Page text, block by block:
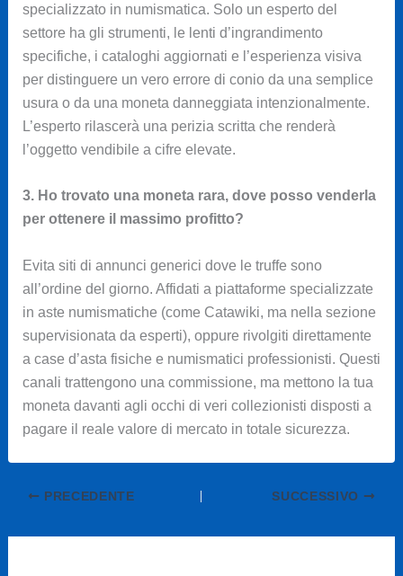
specializzato in numismatica. Solo un esperto del
settore ha gli strumenti, le lenti d’ingrandimento
specifiche, i cataloghi aggiornati e l’esperienza visiva
per distinguere un vero errore di conio da una semplice
usura o da una moneta danneggiata intenzionalmente.
L’esperto rilascerà una perizia scritta che renderà
l’oggetto vendibile a cifre elevate.
3. Ho trovato una moneta rara, dove posso venderla
per ottenere il massimo profitto?
Evita siti di annunci generici dove le truffe sono
all’ordine del giorno. Affidati a piattaforme specializzate
in aste numismatiche (come Catawiki, ma nella sezione
supervisionata da esperti), oppure rivolgiti direttamente
a case d’asta fisiche e numismatici professionisti. Questi
canali trattengono una commissione, ma mettono la tua
moneta davanti agli occhi di veri collezionisti disposti a
pagare il reale valore di mercato in totale sicurezza.
PRECEDENTE SUCCESSIVO